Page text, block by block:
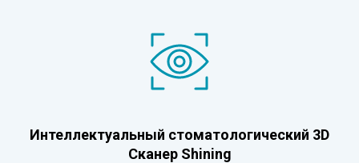
Интеллектуальный стоматологический 3D
Сканер Shining